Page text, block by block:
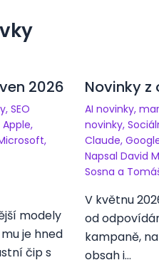
2026
, SEO
Apple,
,
modely
je hned
čip s
Novinky
AI novinky,
novinky,
Claude,
Napsal David
Sosna a
V květnu
od
kampaně,
obsah i…